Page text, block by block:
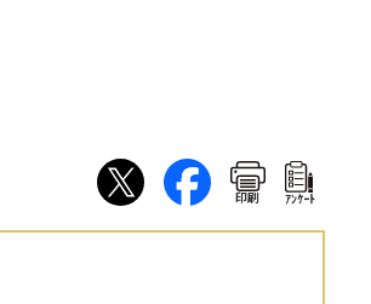
印刷 ｱﾝｹｰﾄ